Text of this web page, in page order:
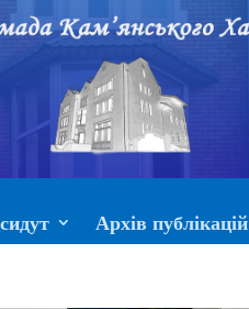
Архів публікацій